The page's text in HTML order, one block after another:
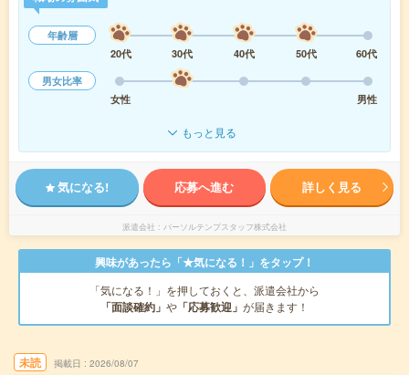
年齢層
20代
30代 40代 50代
60代
男女比率
女性
男性
もっと見る
気になる! 応募へ進む 詳しく見る
派遣会社 パーソルテンプスタッフ株式会社
興味があったら「★気になる！」をタップ！
「気になる！」を押しておくと、派遣会社から
「面談確約」 や 「応募歓迎」 が届きます！
未読 掲載日 2026/08/07